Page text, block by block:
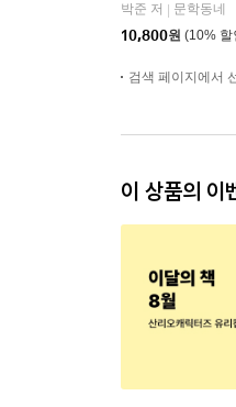
박준 저
문학동네
10,800원 (10% 할
검색 페이지에서
이 상품의 이